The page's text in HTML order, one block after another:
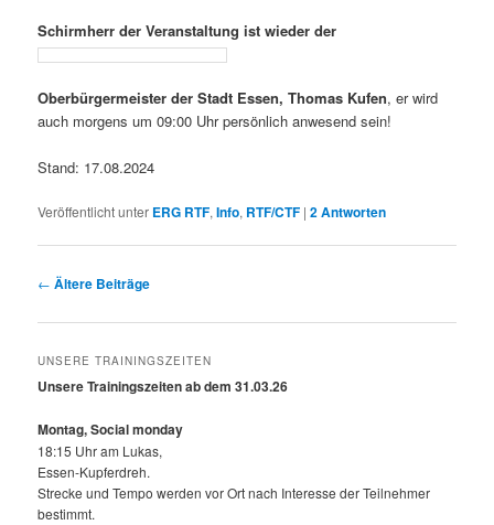
Schirmherr der Veranstaltung ist wieder der
Oberbürgermeister der Stadt Essen, Thomas Kufen, er wird
auch morgens um 09:00 Uhr persönlich anwesend sein!
Stand: 17.08.2024
Veröffentlicht unter ERG RTF,Info, RTF/CTF |2Antworten
Beitragsnavigation
← Ältere Beiträge
UNSERE TRAININGSZEITEN
Unsere Trainingszeiten ab dem 31.03.26
Montag, Social monday
18:15 Uhr am Lukas,
Essen-Kupferdreh.
Strecke und Tempo werden vor Ort nach Interesse der Teilnehmer
bestimmt.